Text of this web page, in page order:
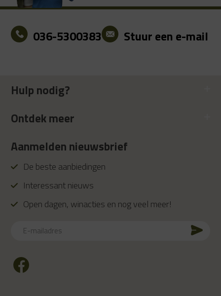
036-5300383 Stuur een e-mail
Hulp nodig?
Ontdek meer
Aanmelden nieuwsbrief
De beste aanbiedingen
Interessant nieuws
Open dagen, winacties en nog veel meer!
mailadres